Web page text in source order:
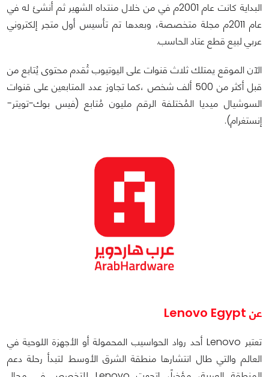
البداية كانت عام 2001م في من خلال منتداه الشهير ثم أنشئ له في
عام 2011م مجلة متخصصة، وبعدها تم تأسيس أول متجر إلكتروني
عربي لبيع قطع عتاد الحاسب.
الآن الموقع يمتلك ثلاث قنوات على اليوتيوب تُقدم محتوى يُتابع من
قبل أكثر من 500 ألف شخص ،كما تجاوز عدد المتابعين على قنوات
السوشيال ميديا المُختلفة الرقم مليون مُتابع (فيس بوك-تويتر-
إنستغرام).
عن Lenovo Egypt
تعتبر Lenovo أحد رواد الحواسيب المحمولة أو الأجهزة اللوحية في
العالم والتي طال انتشارها منطقة الشرق الأوسط لتبدأ رحلة دعم